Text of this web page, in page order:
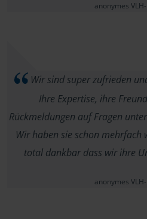
anonymes
Wir sind super zufrieden
Ihre Expertise, ihre
Rückmeldungen auf Fragen
Wir haben sie schon
total dankbar dass wir ihre
anonymes